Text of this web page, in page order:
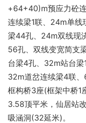
+64+40)m预应力砼
连续梁1联、24m单
梁44孔、24m双线现
56孔、双线变宽简支
台梁4孔、32m站台
32m道岔连续梁4联
框构桥3座(框架中桥1
3.58顶平米，仙居站
吸涵洞(32延米)。